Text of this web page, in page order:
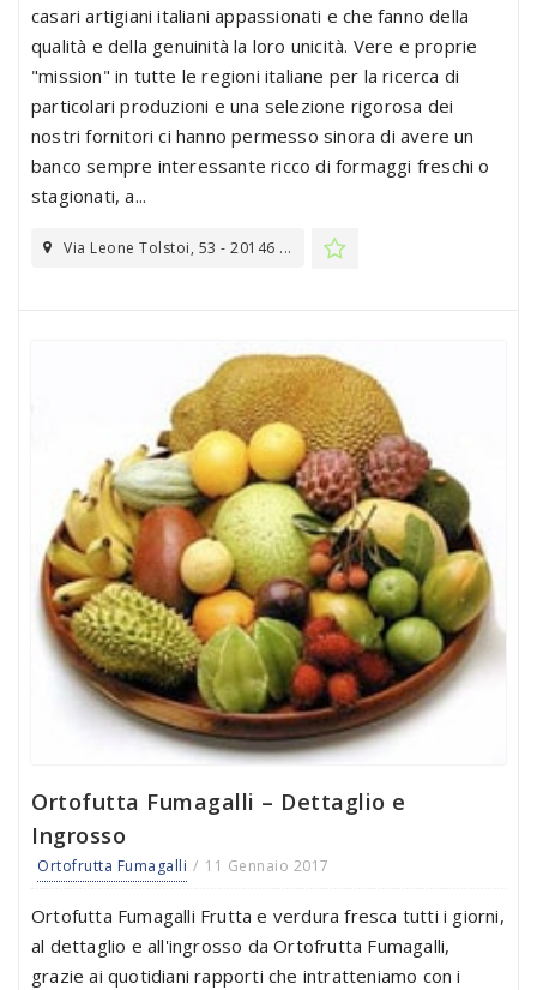
casari artigiani italiani appassionati e che fanno della
qualità e della genuinità la loro unicità. Vere e proprie
"mission" in tutte le regioni italiane per la ricerca di
particolari produzioni e una selezione rigorosa dei
nostri fornitori ci hanno permesso sinora di avere un
banco sempre interessante ricco di formaggi freschi o
stagionati, a...
Via Leone Tolstoi, 53 - 20146 ...
Ortofutta Fumagalli – Dettaglio e
Ingrosso
Ortofrutta Fumagalli 11 Gennaio 2017
Ortofutta Fumagalli Frutta e verdura fresca tutti i giorni,
al dettaglio e all'ingrosso da Ortofrutta Fumagalli,
grazie ai quotidiani rapporti che intratteniamo con i